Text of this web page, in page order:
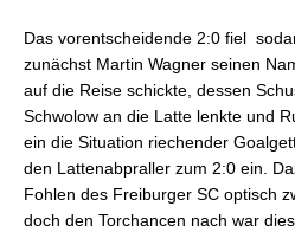
Das vorentscheidende 2:0 fiel
zunächst Martin Wagner seinen
auf die Reise schickte, dessen
Schwolow an die Latte lenkte und
ein die Situation riechender
den Lattenabpraller zum 2:0 ein.
Fohlen des Freiburger SC optisch
doch den Torchancen nach war